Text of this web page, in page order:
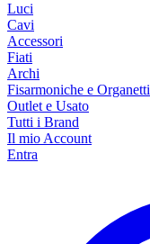
Luci
Cavi
Accessori
Fiati
Archi
Fisarmoniche e Organetti
Outlet e Usato
Tutti i Brand
Il mio Account
Entra